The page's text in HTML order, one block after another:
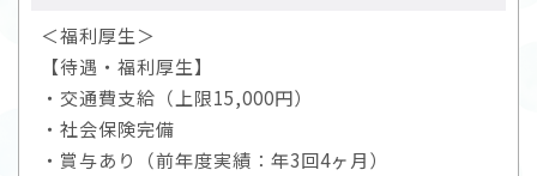
＜福利厚生＞
【待遇・福利厚生】
・交通費支給（上限15,000円）
・社会保険完備
・賞与あり（前年度実績：年3回4ヶ月）